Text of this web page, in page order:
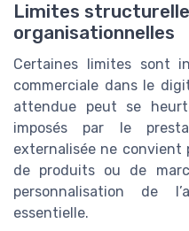
Limites
organisationnelles
Certaines limites sont
commerciale dans le
attendue peut se
imposés par le
externalisée ne convient
de produits ou de
personnalisation de
essentielle.